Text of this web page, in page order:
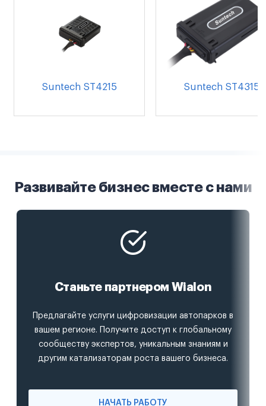
Suntech ST4215 Suntech ST4315
Развивайте бизнес вместе с нами
Станьте партнером Wialon
Предлагайте услуги цифровизации автопарков в
вашем регионе. Получите доступ к глобальному
сообществу экспертов, уникальным знаниям и
другим катализаторам роста вашего бизнеса.
НАЧАТЬ РАБОТУ